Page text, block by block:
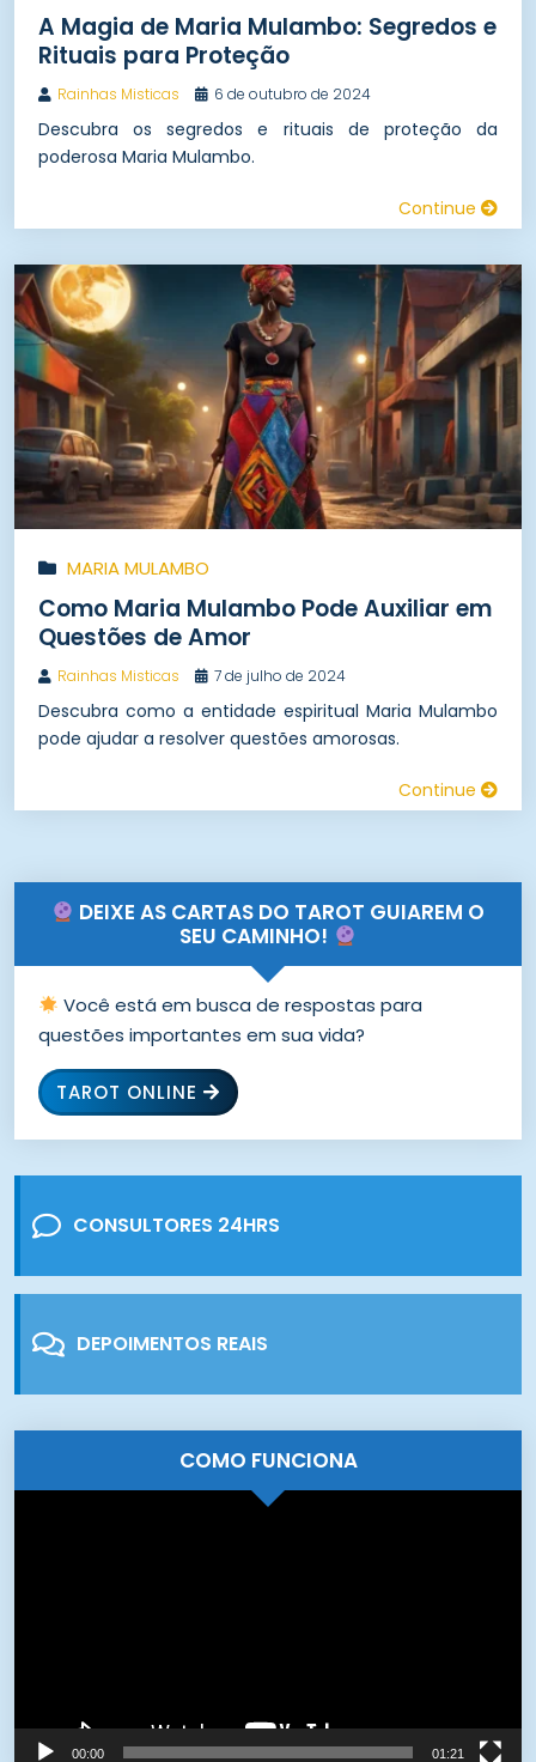
A Magia de Maria Mulambo: Segredos e
Rituais para Proteção
Rainhas Misticas 6 de outubro de 2024
Descubra os segredos e rituais de proteção da
poderosa Maria Mulambo.
Continue
MARIA MULAMBO
Como Maria Mulambo Pode Auxiliar em
Questões de Amor
Rainhas Misticas 7 de julho de 2024
Descubra como a entidade espiritual Maria Mulambo
pode ajudar a resolver questões amorosas.
Continue
DEIXE AS CARTAS DO TAROT GUIAREM O
SEU CAMINHO!
Você está em busca de respostas para
questões importantes em sua vida?
TAROT ONLINE
CONSULTORES 24HRS
DEPOIMENTOS REAIS
COMO FUNCIONA
00:00 01:21